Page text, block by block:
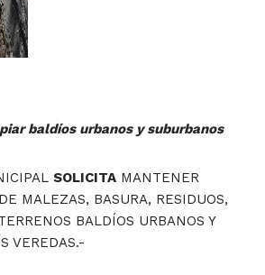
baldíos urbanos y suburbanos
SOLICITA MANTENER
MALEZAS, BASURA, RESIDUOS,
BALDÍOS URBANOS Y
VEREDAS.-